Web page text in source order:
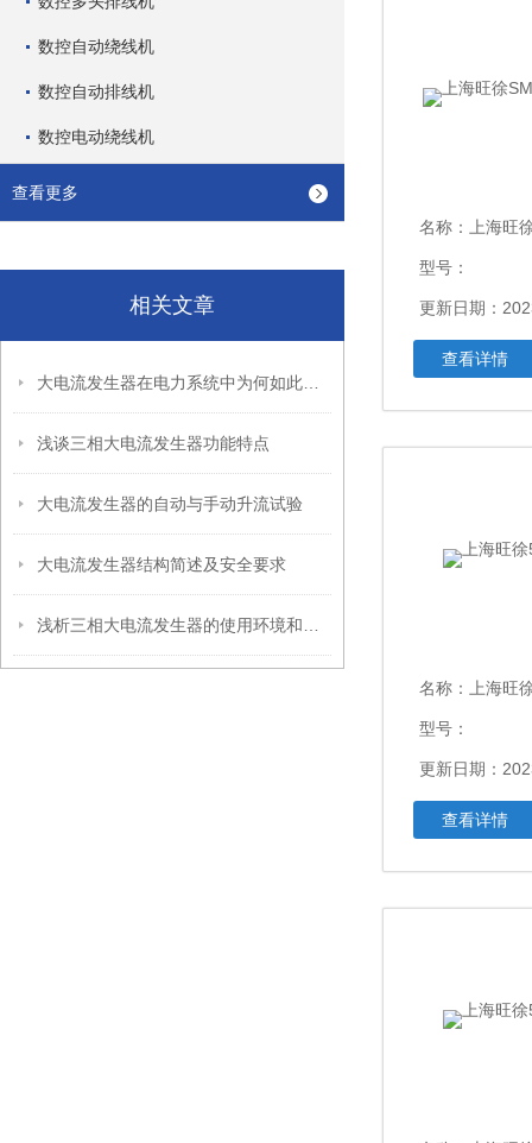
数控自动绕线机
数控自动排线机
数控电动绕线机
查看更多
相关文章
浅谈三相大电流发生器功能特点
大电流发生器的自动与手动升流试验
大电流发生器结构简述及安全要求
名称： 上海旺
型号：
更新日期：
查看详情
名称： 上海旺
型号：
更新日期：
查看详情